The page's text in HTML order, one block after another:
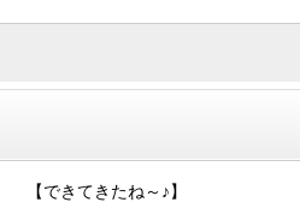
【できてきたね～♪】